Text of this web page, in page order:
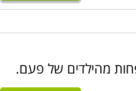
מהילדים של פעם.